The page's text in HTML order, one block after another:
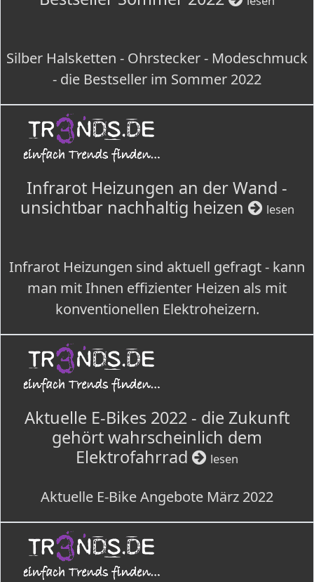
Silber Halsketten - Ohrstecker - Modeschmuck
- die Bestseller im Sommer 2022
Infrarot Heizungen an der Wand -
unsichtbar nachhaltig heizen
lesen
Infrarot Heizungen sind aktuell gefragt - kann
man mit Ihnen effizienter Heizen als mit
konventionellen Elektroheizern.
Aktuelle E-Bikes 2022 - die Zukunft
gehört wahrscheinlich dem
Elektrofahrrad
lesen
Aktuelle E-Bike Angebote März 2022